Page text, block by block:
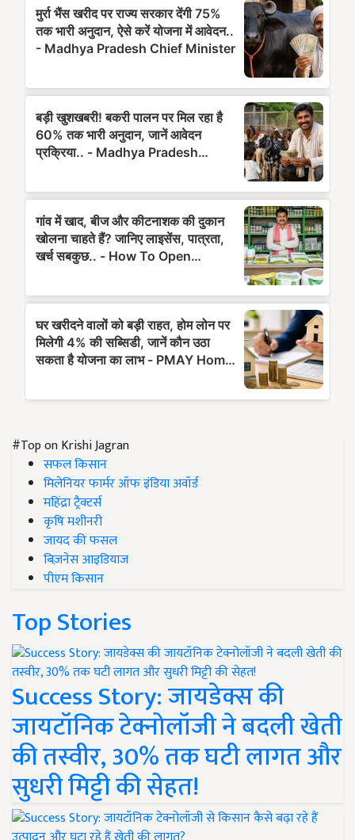
#Top on Krishi Jagran
सफल किसान
मिलेनियर फार्मर ऑफ इंडिया अवॉर्ड
महिंद्रा ट्रैक्टर्स
कृषि मशीनरी
जायद की फसल
बिज़नेस आइडियाज
पीएम किसान
Top Stories
Success Story: जायडेक्स की
जायटॉनिक टेक्नोलॉजी ने बदली खेती
की तस्वीर, 30% तक घटी लागत और
सुधरी मिट्टी की सेहत!